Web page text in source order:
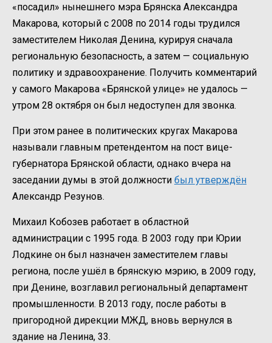
«посадил» нынешнего мэра Брянска Александра
Макарова, который с 2008 по 2014 годы трудился
заместителем Николая Денина, курируя сначала
региональную безопасность, а затем — социальную
политику и здравоохранение. Получить комментарий
у самого Макарова «Брянской улице» не удалось —
утром 28 октября он был недоступен для звонка.
При этом ранее в политических кругах Макарова
называли главным претендентом на пост вице-
губернатора Брянской области, однако вчера на
заседании думы в этой должности был утверждён
Александр Резунов.
Михаил Кобозев работает в областной
администрации с 1995 года. В 2003 году при Юрии
Лодкине он был назначен заместителем главы
региона, после ушёл в брянскую мэрию, в 2009 году,
при Денине, возглавил региональный департамент
промышленности. В 2013 году, после работы в
пригородной дирекции МЖД, вновь вернулся в
здание на Ленина, 33.